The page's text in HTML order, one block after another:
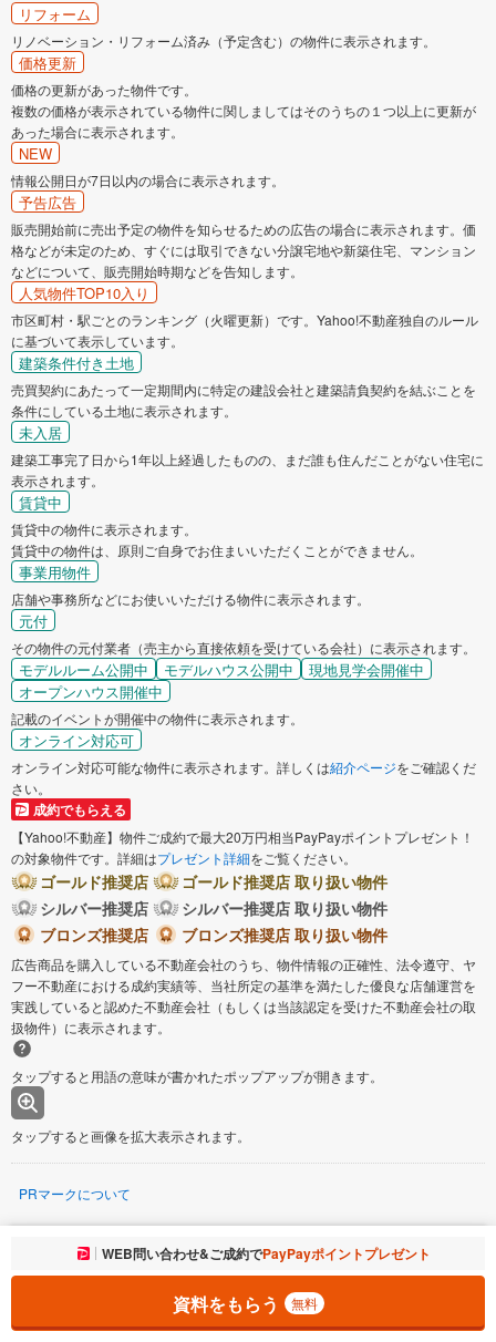
リフォーム
リノベーション・リフォーム済み（予定含む）の物件に表示されます。
価格更新
価格の更新があった物件です。
複数の価格が表示されている物件に関しましてはそのうちの１つ以上に更新が
あった場合に表示されます。
NEW
情報公開日が7日以内の場合に表示されます。
予告広告
販売開始前に売出予定の物件を知らせるための広告の場合に表示されます。価
格などが未定のため、すぐには取引できない分譲宅地や新築住宅、マンション
などについて、販売開始時期などを告知します。
人気物件TOP10入り
市区町村・駅ごとのランキング（火曜更新）です。Yahoo!不動産独自のルール
に基づいて表示しています。
建築条件付き土地
売買契約にあたって一定期間内に特定の建設会社と建築請負契約を結ぶことを
条件にしている土地に表示されます。
未入居
建築工事完了日から1年以上経過したものの、まだ誰も住んだことがない住宅に
表示されます。
賃貸中
賃貸中の物件に表示されます。
賃貸中の物件は、原則ご自身でお住まいいただくことができません。
事業用物件
店舗や事務所などにお使いいただける物件に表示されます。
元付
その物件の元付業者（売主から直接依頼を受けている会社）に表示されます。
モデルルーム公開中 モデルハウス公開中
現地見学会開催中
オープンハウス開催中
記載のイベントが開催中の物件に表示されます。
オンライン対応可
オンライン対応可能な物件に表示されます。詳しくは紹介ページをご確認くだ
さい。
成約でもらえる
【Yahoo!不動産】物件ご成約で最大20万円相当PayPayポイントプレゼント！
の対象物件です。詳細はプレゼント詳細をご覧ください。
ゴールド推奨店
ゴールド推奨店 取り扱い物件
シルバー推奨店
シルバー推奨店 取り扱い物件
ブロンズ推奨店
ブロンズ推奨店 取り扱い物件
広告商品を購入している不動産会社のうち、物件情報の正確性、法令遵守、ヤ
フー不動産における成約実績等、当社所定の基準を満たした優良な店舗運営を
実践していると認めた不動産会社（もしくは当該認定を受けた不動産会社の取
扱物件）に表示されます。
タップすると用語の意味が書かれたポップアップが開きます。
タップすると画像を拡大表示されます。
PRマークについて
消費税および地方消費税の対象となる場合は税込み価格が表示されていま
物件の写真やイラスト、CGなどは実際と異なる場合があります。
お気に入りに追加しました。 一覧を開く
WEB問い合わせ&ご成約でPayPayポイントプレゼント
資料をもらう 無料